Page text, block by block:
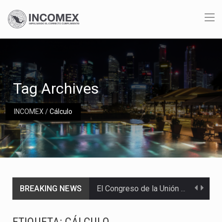
INCOMEX/Cálculo
Tag Archives
BREAKING NEWS